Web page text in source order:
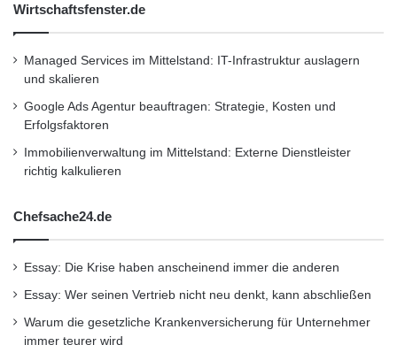
und wann der nächste Flug
verfügbar ist.
– Anrufoption im Egencia Kundenservice: der
“Kontakt” Tab macht es
dem Reisenden möglich, den Kundenservice
mit einer einzigen Berührung
Wirtschaftsfenster.de
Managed Services im Mittelstand: IT-Infrastruktur auslagern
und skalieren
Google Ads Agentur beauftragen: Strategie, Kosten und
Erfolgsfaktoren
Immobilienverwaltung im Mittelstand: Externe Dienstleister
richtig kalkulieren
Chefsache24.de
Essay: Die Krise haben anscheinend immer die anderen
Essay: Wer seinen Vertrieb nicht neu denkt, kann abschließen
Warum die gesetzliche Krankenversicherung für Unternehmer
immer teurer wird